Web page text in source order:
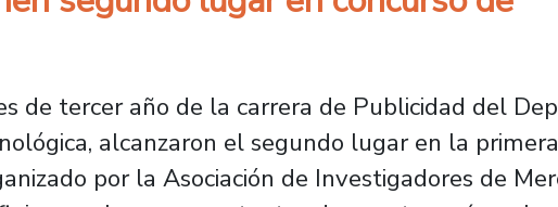
de tercer año de la carrera de Publicidad del
alcanzaron el segundo lugar en la
por la Asociación de Investigadores de